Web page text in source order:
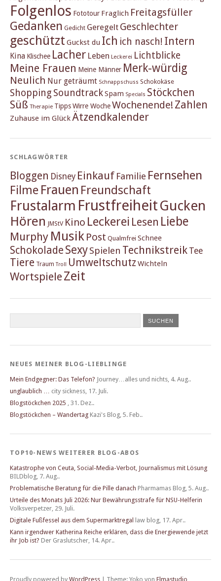
Folgenlos Fototour Fraglich Freitagsfüller
Gedanken Gedicht Geregelt Geschlechter
geschützt Guckst du Ich ich nasch! Intern
Kina Klischee Lacher Leben Leckerei Lichtblicke
Meine Frauen Meine Männer Merk-würdig
Neulich Nur geträumt Schnappschuss Schokokäse
Shopping SoundtrackSpam Specials Stöckchen
Süß Therapie TippsWirre WocheWochenende! Zahlen
Zuhause im Glück Ätzendkalender
SCHLAGWÖRTER
Bloggen Disney Einkauf Familie Fernsehen
Filme Frauen Freundschaft
Frustalarm FrustfreiheitGucken
Hören JMStV Kino Leckerei Lesen Liebe
Murphy Musik Post Qualmfrei Schnee
Schokolade SexySpielen Technikstreik Tee
Tiere Traum Troll Umweltschutz Wichteln
Wortspiele Zeit
NEUES MEINER BLOG-LIEBLINGE
Mein Endgegner: Das Telefon? Journey…alles und nichts 4. Aug..
unglaublich …
city sickness 17. Juli.
Blogstöckchen 2025
31. Dez..
Blogstöckchen – Wandertag Kazi's Blog 5. Feb..
TOP10-NEWS WEITERER BLOG-ABOS
Katastrophe von Ceuta, Social-Media-Verbot, Journalismus mit Lösung
BILDblog 7. Aug..
Problematische Beratung für die Pille danach Pharmamas Blog 5. Aug..
Urteile des Monats Juli 2026: Nur Bewährungsstrafe für NSU-Helferin
Volksverpetzer 29. Juli.
Digitale Fußfessel aus dem Supermarktregal
law blog 17. Apr..
Kann irgendwer Katherina Reiche erklären, dass die Energiewende jetzt
ihr Job ist? Der Graslutscher 14. Apr..
Proudly powered by WordPress Theme: Yoko von Elmastudio